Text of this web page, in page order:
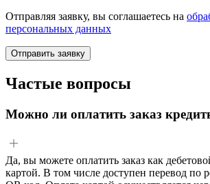
Отправляя заявку, вы соглашаетесь на
персональных данных
Отправить заявку
Частые вопросы
Можно ли оплатить заказ
Да, вы можете оплатить заказ как
картой. В том числе доступен перевод по